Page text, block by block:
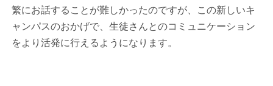
繁にお話することが難しかったのですが、この新しいキ
ャンパスのおかげで、生徒さんとのコミュニケーション
をより活発に行えるようになります。